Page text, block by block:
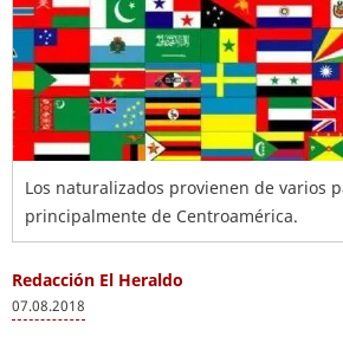
Los naturalizados provienen de varios
principalmente de Centroamérica.
Redacción El Heraldo
07.08.2018